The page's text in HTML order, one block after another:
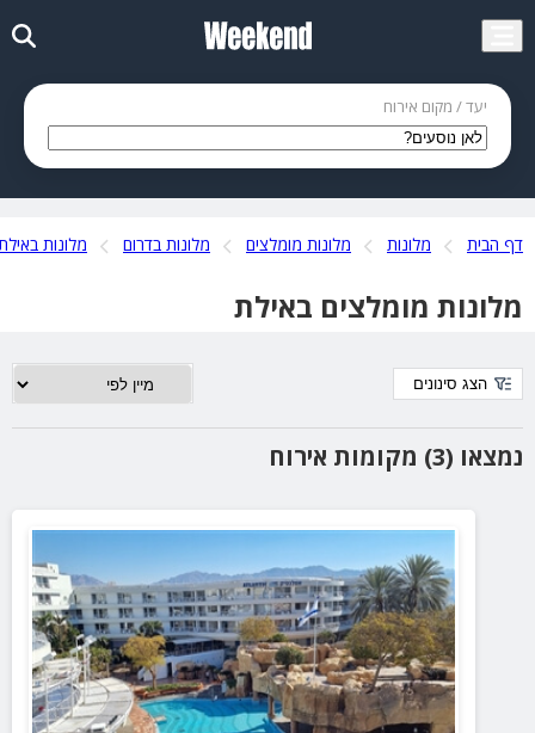
יעד / מקום אירוח
דף הבית מלונות מלונות מומלצים מלונות בדרום מלונות
מלונות מומלצים באילת
נמצאו (3) מקומות אירוח
הצג סינונים